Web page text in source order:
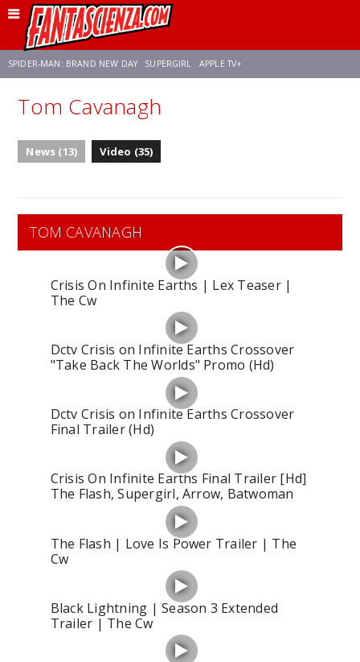
SPIDER-MAN: BRAND NEW DAY SUPERGIRL APPLE TV+
FRANCO RICCIARDIELLO ZENDAYA
Tom Cavanagh
News (13) Video (35)
TOM CAVANAGH
Crisis On Infinite Earths | Lex Teaser |
The Cw
Dctv Crisis on Infinite Earths Crossover
"Take Back The Worlds" Promo (Hd)
Dctv Crisis on Infinite Earths Crossover
Final Trailer (Hd)
Crisis On Infinite Earths Final Trailer [Hd]
The Flash, Supergirl, Arrow, Batwoman
The Flash | Love Is Power Trailer | The
Cw
Black Lightning | Season 3 Extended
Trailer | The Cw